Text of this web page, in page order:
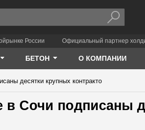
России Официальный партнер
БЕТОН О КОМПАНИИ
десятки крупных контракто
Сочи подписаны